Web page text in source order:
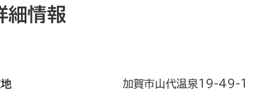
細情報
加賀市山代温泉19-49-1